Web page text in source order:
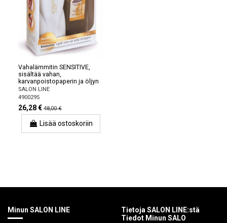
Vahalämmitin SENSITIVE,
sisältää vahan,
karvanpoistopaperin ja öljyn
SALON LINE
4900295
26,28 € 48,00 €
Lisää ostoskoriin
Minun SALON LINE
Tietoja SALON LINE:stä
Tiedot Minun SALO